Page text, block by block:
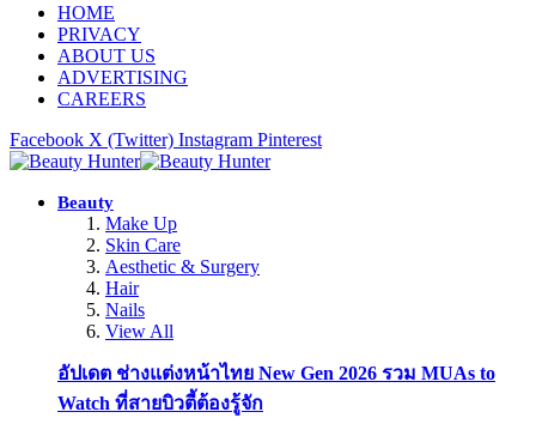
HOME
PRIVACY
ABOUT US
ADVERTISING
CAREERS
Facebook X (Twitter) Instagram Pinterest
Beauty
Make Up
Skin Care
Aesthetic & Surgery
Hair
Nails
View All
อัปเดต ช่างแต่งหน้าไทย New Gen 2026 รวม MUAs to
Watch ที่สายบิวตี้ต้องรู้จัก